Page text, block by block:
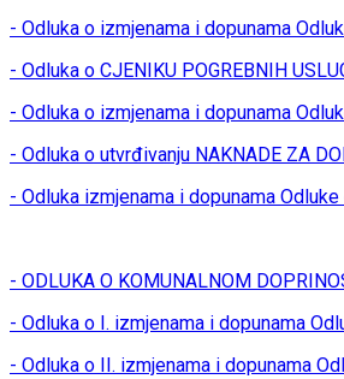
- Odluka o izmjenama i dopunama
- Odluka o CJENIKU POGREBNIH
- Odluka o izmjenama i dopunama
- Odluka o utvrđivanju NAKNADE ZA
- Odluka izmjenama i dopunama
- ODLUKA O KOMUNALNOM
- Odluka o I. izmjenama i dopunama
- Odluka o II. izmjenama i dopunama